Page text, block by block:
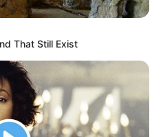
That Still Exist